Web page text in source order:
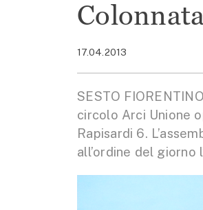
17.04.2013
SESTO
circolo Arci Unione
Rapisardi 6.
all’ordine del giorno